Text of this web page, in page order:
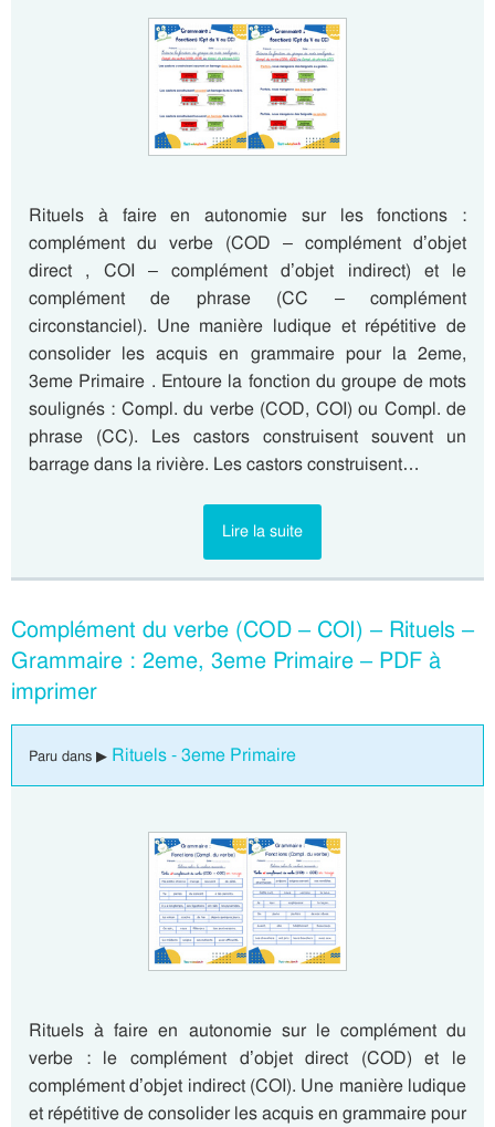
Rituels à faire en autonomie sur les fonctions :
complément du verbe (COD – complément d’objet
direct , COI – complément d’objet indirect) et le
complément de phrase (CC – complément
circonstanciel). Une manière ludique et répétitive de
consolider les acquis en grammaire pour la 2eme,
3eme Primaire . Entoure la fonction du groupe de mots
soulignés : Compl. du verbe (COD, COI) ou Compl. de
phrase (CC). Les castors construisent souvent un
barrage dans la rivière. Les castors construisent…
Lire la suite
Complément du verbe (COD – COI) – Rituels –
Grammaire : 2eme, 3eme Primaire – PDF à
imprimer
Paru dans ▶ Rituels - 3eme Primaire
Rituels à faire en autonomie sur le complément du
verbe : le complément d’objet direct (COD) et le
complément d’objet indirect (COI). Une manière ludique
et répétitive de consolider les acquis en grammaire pour